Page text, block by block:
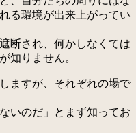
る環境が出来上がってい
断され、何かしなくては
知りません。
ますが、それぞれの場で
いのだ」とまず知ってお